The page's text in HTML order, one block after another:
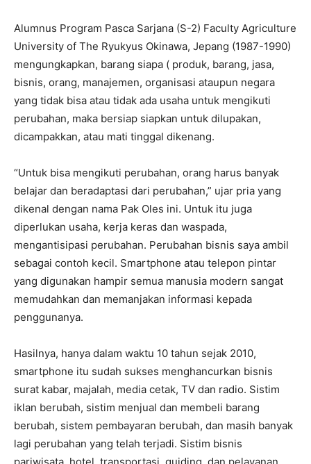
Alumnus Program Pasca Sarjana (S-2) Faculty Agriculture
University of The Ryukyus Okinawa, Jepang (1987-1990)
mengungkapkan, barang siapa ( produk, barang, jasa,
bisnis, orang, manajemen, organisasi ataupun negara
yang tidak bisa atau tidak ada usaha untuk mengikuti
perubahan, maka bersiap siapkan untuk dilupakan,
dicampakkan, atau mati tinggal dikenang.
“Untuk bisa mengikuti perubahan, orang harus banyak
belajar dan beradaptasi dari perubahan,” ujar pria yang
dikenal dengan nama Pak Oles ini. Untuk itu juga
diperlukan usaha, kerja keras dan waspada,
mengantisipasi perubahan. Perubahan bisnis saya ambil
sebagai contoh kecil. Smartphone atau telepon pintar
yang digunakan hampir semua manusia modern sangat
memudahkan dan memanjakan informasi kepada
penggunanya.
Hasilnya, hanya dalam waktu 10 tahun sejak 2010,
smartphone itu sudah sukses menghancurkan bisnis
surat kabar, majalah, media cetak, TV dan radio. Sistim
iklan berubah, sistim menjual dan membeli barang
berubah, sistem pembayaran berubah, dan masih banyak
lagi perubahan yang telah terjadi. Sistim bisnis